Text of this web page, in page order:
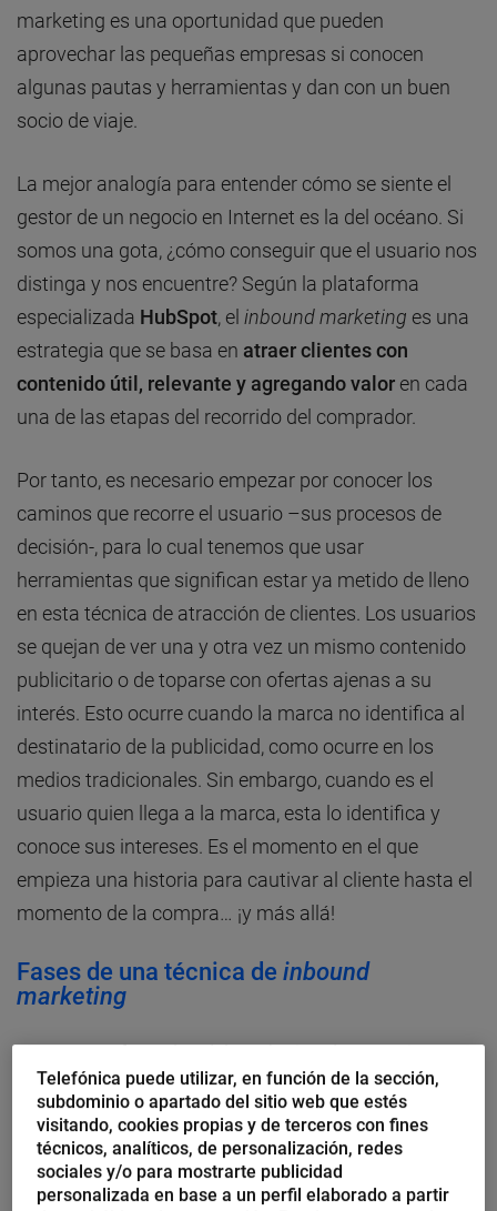
marketing es una oportunidad que pueden
aprovechar las pequeñas empresas si conocen
algunas pautas y herramientas y dan con un buen
socio de viaje.
La mejor analogía para entender cómo se siente el
gestor de un negocio en Internet es la del océano. Si
somos una gota, ¿cómo conseguir que el usuario nos
distinga y nos encuentre? Según la plataforma
especializada HubSpot, el inbound marketing es una
estrategia que se basa en atraer clientes con
contenido útil, relevante y agregando valor en cada
una de las etapas del recorrido del comprador.
Por tanto, es necesario empezar por conocer los
caminos que recorre el usuario –sus procesos de
decisión-, para lo cual tenemos que usar
herramientas que significan estar ya metido de lleno
en esta técnica de atracción de clientes. Los usuarios
se quejan de ver una y otra vez un mismo contenido
publicitario o de toparse con ofertas ajenas a su
interés. Esto ocurre cuando la marca no identifica al
destinatario de la publicidad, como ocurre en los
medios tradicionales. Sin embargo, cuando es el
usuario quien llega a la marca, esta lo identifica y
conoce sus intereses. Es el momento en el que
empieza una historia para cautivar al cliente hasta el
momento de la compra… ¡y más allá!
Fases de una técnica de inbound
marketing
Las nuevas fórmulas del marketing de atracción
buscan añadir valor durante el proceso de compra y
en la fase previa de información, basándose en la
interacción. Es el usuario quien, en su afán por tener
la mejor información, encuentra los contenidos de la
Telefónica puede utilizar, en función de la sección,
subdominio o apartado del sitio web que estés
visitando, cookies propias y de terceros con fines
técnicos, analíticos, de personalización, redes
sociales y/o para mostrarte publicidad
personalizada en base a un perfil elaborado a partir